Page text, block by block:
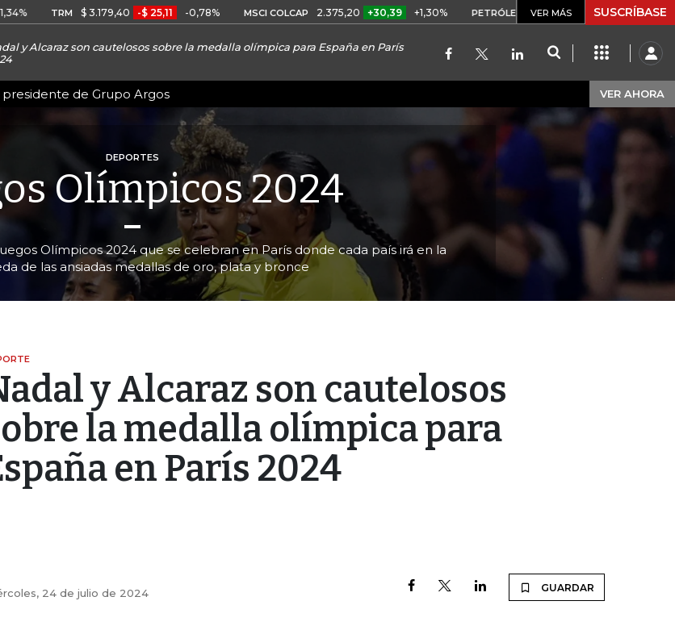
$ 3.179,40 -$ 25,11 -0,78% MSCI COLCAP 2.375,20 +30,39 +1,30% PETRÓLEO WTI US$ 75,09 -US$ 0,24 -0,32%
VER MÁS SUSCRÍBASE
y Alcaraz son cautelosos sobre la medalla olímpica para España en París
de Grupo Argos VER AHORA
DEPORTES
Olímpicos 2024
Olímpicos 2024 que se celebran en París donde cada país irá en la
de las ansiadas medallas de oro, plata y bronce
y Alcaraz son cautelosos
la medalla olímpica para
en París 2024
24 de julio de 2024 GUARDAR